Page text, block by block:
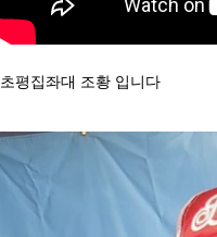
초평집좌대 조황 입니다